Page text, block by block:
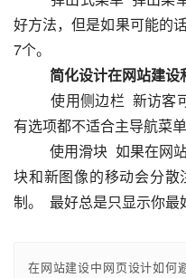
好方法，但是如果可能的
7个。
简化设计在网站建设
有选项都不适合主导航菜
块和新图像的移动会分
在网站建设中网页设计如何